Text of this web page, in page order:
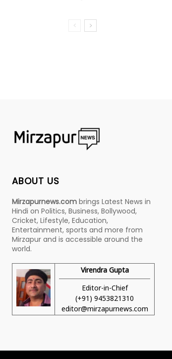
ABOUT US
Mirzapurnews.com brings Latest News in
Hindi on Politics, Business, Bollywood,
Cricket, Lifestyle, Education,
Entertainment, sports and more from
Mirzapur and is accessible around the
world.
Virendra Gupta
Editor-in-Chief
(+91) 9453821310
editor@mirzapurnews.com